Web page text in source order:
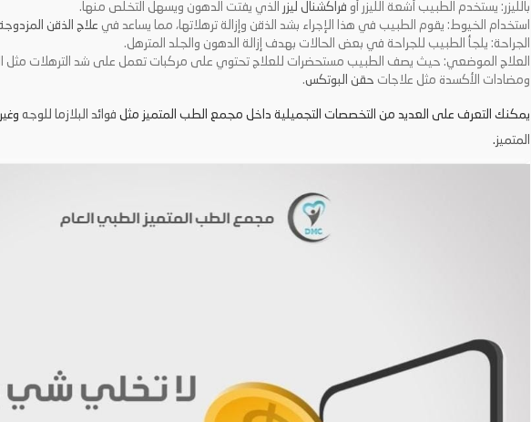
بالليزر: يستخدم الطبيب أشعة الليزر أو فراكشنال ليزر الذي يفتت الدهون ويسهل التخلص منها.
استخدام الخيوط: يقوم الطبيب في هذا الإجراء بشد الذقن وإزالة ترهلاتها، مما يساعد في علاج الذقن
الجراحة: يلجأ الطبيب للجراحة في بعض الحالات بهدف إزالة الدهون والجلد المترهل.
العلاج الموضعي: حيث يصف الطبيب مستحضرات للعلاج تحتوي على مركبات تعمل على شد الترهلات مثل
ومضادات الأكسدة مثل علاجات حقن البوتكس.
يمكنك التعرف على العديد من التخصصات التجميلية داخل مجمع الطب المتميز مثل فوائد البلازما للوجه
المتميز.